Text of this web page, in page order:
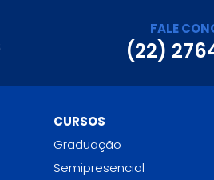
FALE
(22)
CURSOS
Graduação
Semipresencial